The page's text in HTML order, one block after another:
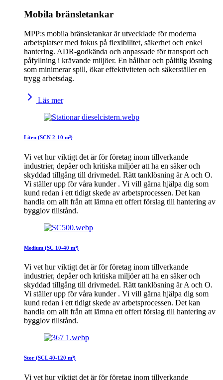
Mobila bränsletankar
MPP:s mobila bränsletankar är utvecklade för moderna
arbetsplatser med fokus på flexibilitet, säkerhet och enkel
hantering. ADR-godkända och anpassade för transport och
påfyllning i krävande miljöer. En hållbar och pålitlig lösning
som minimerar spill, ökar effektiviteten och säkerställer en
trygg arbetsdag.
Läs mer
Liten (SCN 2-10 m³)
Vi vet hur viktigt det är för företag inom tillverkande
industrier, depåer och kritiska miljöer att ha en säker och
skyddad tillgång till drivmedel. Rätt tanklösning är A och O.
Vi ställer upp för våra kunder . Vi vill gärna hjälpa dig som
kund redan i ett tidigt skede av arbetsprocessen. Det kan
handla om allt från att lämna ett offert förslag till hantering av
bygglov tillstånd.
Medium (SC 10-40 m³)
Vi vet hur viktigt det är för företag inom tillverkande
industrier, depåer och kritiska miljöer att ha en säker och
skyddad tillgång till drivmedel. Rätt tanklösning är A och O.
Vi ställer upp för våra kunder . Vi vill gärna hjälpa dig som
kund redan i ett tidigt skede av arbetsprocessen. Det kan
handla om allt från att lämna ett offert förslag till hantering av
bygglov tillstånd.
Stor (SCL 40-120 m³)
Vi vet hur viktigt det är för företag inom tillverkande